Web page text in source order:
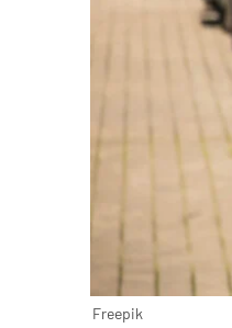
Freepik